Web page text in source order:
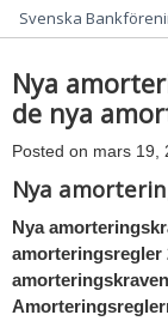
Svenska
Nya
de nya
Posted on mars 19,
Nya
Nya
amorteringsregler